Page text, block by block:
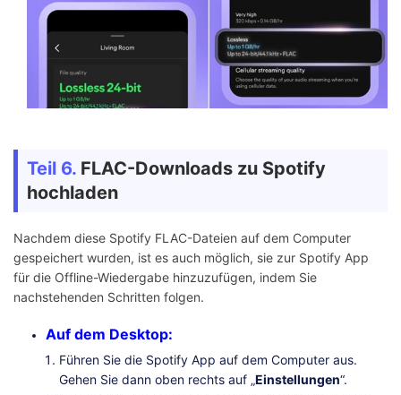
Teil 6. FLAC-Downloads zu Spotify
hochladen
Nachdem diese Spotify FLAC-Dateien auf dem Computer
gespeichert wurden, ist es auch möglich, sie zur Spotify App
für die Offline-Wiedergabe hinzuzufügen, indem Sie
nachstehenden Schritten folgen.
Auf dem Desktop:
Führen Sie die Spotify App auf dem Computer aus.
Gehen Sie dann oben rechts auf „Einstellungen“.